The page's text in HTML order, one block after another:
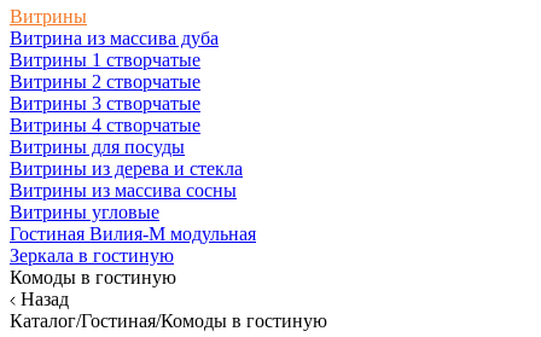
Витрины
Витрина из массива дуба
Витрины 1 створчатые
Витрины 2 створчатые
Витрины 3 створчатые
Витрины 4 створчатые
Витрины для посуды
Витрины из дерева и стекла
Витрины из массива сосны
Витрины угловые
Гостиная Вилия-М модульная
Зеркала в гостиную
Комоды в гостиную
Назад
Каталог/Гостиная/Комоды в гостиную